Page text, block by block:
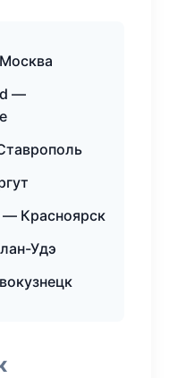
—
— Красноярск
Удэ